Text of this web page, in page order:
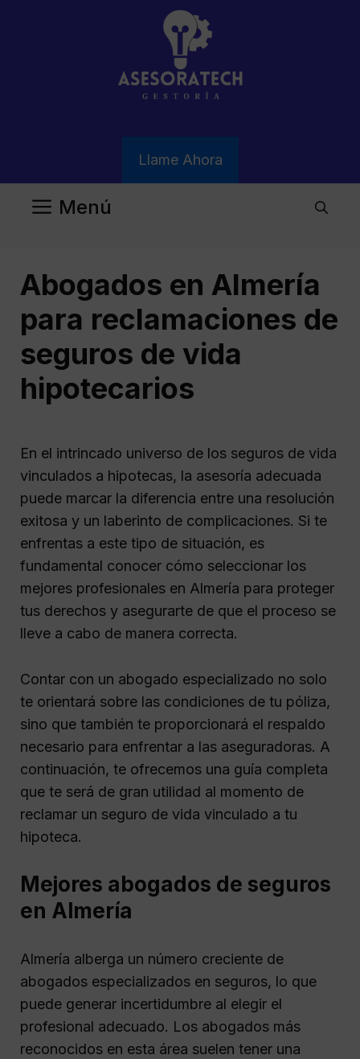
Llame Ahora
Menú
Abogados en Almería
para reclamaciones de
seguros de vida
hipotecarios
En el intrincado universo de los seguros de vida
vinculados a hipotecas, la asesoría adecuada
puede marcar la diferencia entre una resolución
exitosa y un laberinto de complicaciones. Si te
enfrentas a este tipo de situación, es
fundamental conocer cómo seleccionar los
mejores profesionales en Almería para proteger
tus derechos y asegurarte de que el proceso se
lleve a cabo de manera correcta.
Contar con un abogado especializado no solo
te orientará sobre las condiciones de tu póliza,
sino que también te proporcionará el respaldo
necesario para enfrentar a las aseguradoras. A
continuación, te ofrecemos una guía completa
que te será de gran utilidad al momento de
reclamar un seguro de vida vinculado a tu
hipoteca.
Mejores abogados de seguros
en Almería
Almería alberga un número creciente de
abogados especializados en seguros, lo que
puede generar incertidumbre al elegir el
profesional adecuado. Los abogados más
reconocidos en esta área suelen tener una